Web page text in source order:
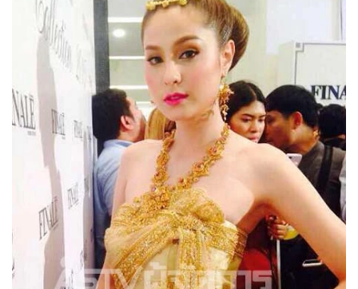
CbizReview
Cyber BIZ
ผู้จัดกวน
Good health & Well-being
• Green Innovation & SD
• Management & HR
MGR Live
Infographic
การเมือง
•
ท่องเที่ยว
กีฬา
•
ต่างประเทศ